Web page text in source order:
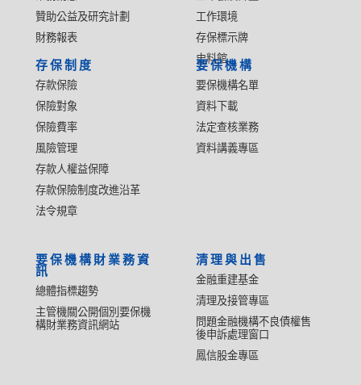
贊助公益及研究計劃
財務報表
工作環境
存保標示牌
史料館
存保制度
存款保險
保險對象
保險費率
風險管理
存款人權益保障
存款保險制度改進沿革
法令規章
要保機構
要保機構名單
資料下載
法定查核業務
資料講義專區
要保機構財業務資
訊
總體指標趨勢
主管機關公開個別要保機
構財業務資訊網站
清理與出售
金融重建基金
清理及接管專區
問題金融機構不良債權售
後申訴處理窗口
鳳信股金專區